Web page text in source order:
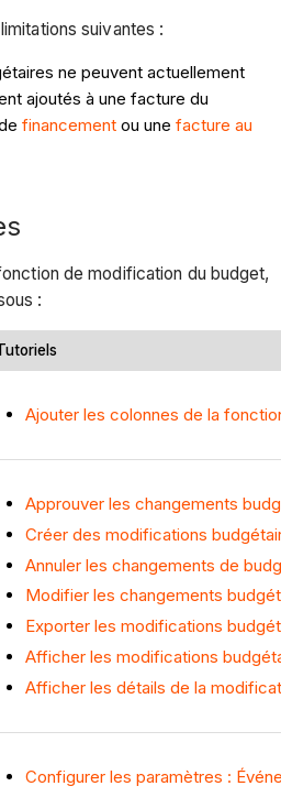
suivantes :
ne peuvent actuellement
ajoutés à une facture du
financement ou unefacture au
de modification du budget,
:
Ajouter les colonnes de la
Approuver les changements
Créer des modifications
Annuler les changements de
Modifier les changements
Exporter les modifications
Afficher les modifications
Afficher les détails de la
Configurer les paramètres :